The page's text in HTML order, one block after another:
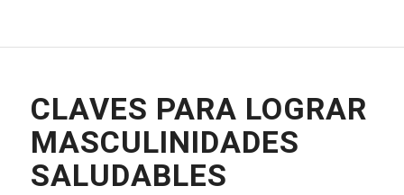
CLAVES PARA LOGRAR
MASCULINIDADES
SALUDABLES